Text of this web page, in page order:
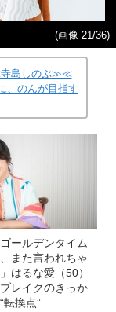
(画像 21/36)
島しのぶ≫≪
、のんが目指す
ゴールデンタイム
また言われちゃ
はるな愛（50）
レイクのきっか
転換点”